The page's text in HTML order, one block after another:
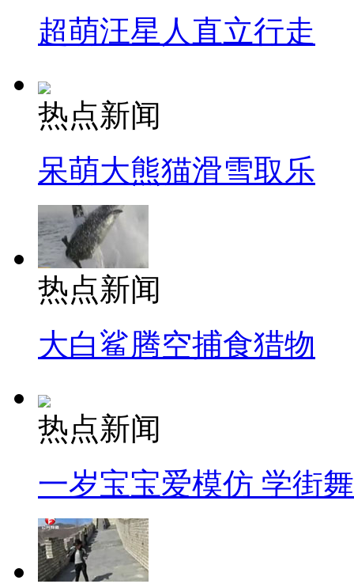
超萌汪星人直立行走
热点新闻
呆萌大熊猫滑雪取乐
热点新闻
大白鲨腾空捕食猎物
热点新闻
一岁宝宝爱模仿 学街